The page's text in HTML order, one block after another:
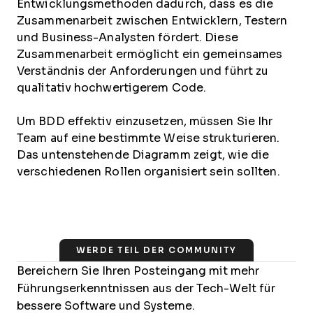
Entwicklungsmethoden dadurch, dass es die
Zusammenarbeit zwischen Entwicklern, Testern
und Business-Analysten fördert. Diese
Zusammenarbeit ermöglicht ein gemeinsames
Verständnis der Anforderungen und führt zu
qualitativ hochwertigerem Code.
Um BDD effektiv einzusetzen, müssen Sie Ihr
Team auf eine bestimmte Weise strukturieren.
Das untenstehende Diagramm zeigt, wie die
verschiedenen Rollen organisiert sein sollten.
WERDE TEIL DER COMMUNITY
Bereichern Sie Ihren Posteingang mit mehr
Führungserkenntnissen aus der Tech-Welt für
bessere Software und Systeme.